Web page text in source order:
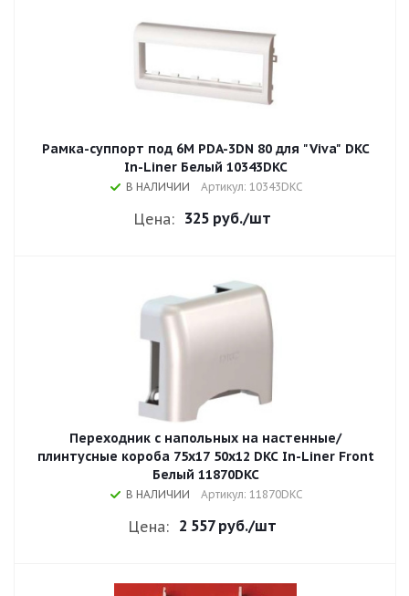
Рамка-суппорт под 6М PDA-3DN 80 для "Viva" DKC
In-Liner Белый 10343DKC
В НАЛИЧИИ Артикул: 10343DKC
Цена: 325 руб./шт
Переходник с напольных на настенные/
плинтусные короба 75х17 50х12 DKC In-Liner Front
Белый 11870DKC
В НАЛИЧИИ Артикул: 11870DKC
Цена: 2 557 руб./шт